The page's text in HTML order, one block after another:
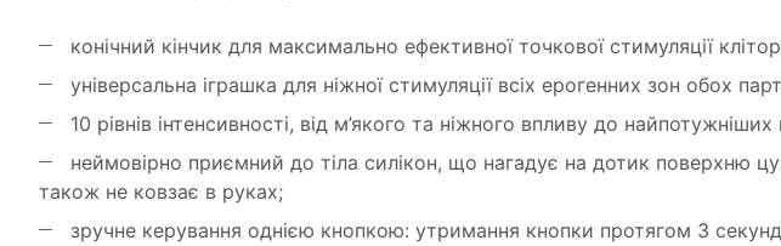
конічний кінчик для максимально ефективної точкової стимуляції
універсальна іграшка для ніжної стимуляції всіх ерогенних зон обох
10 рівнів інтенсивності, від м’якого та ніжного впливу до найпотужніших
неймовірно приємний до тіла силікон, що нагадує на дотик поверхню
також не ковзає в руках;
зручне керування однією кнопкою: утримання кнопки протягом 3